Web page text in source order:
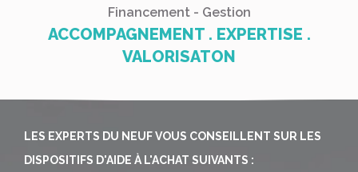
Financement - Gestion
ACCOMPAGNEMENT . EXPERTISE .
VALORISATON
LES EXPERTS DU NEUF VOUS CONSEILLENT SUR LES
DISPOSITIFS D'AIDE À L'ACHAT SUIVANTS :